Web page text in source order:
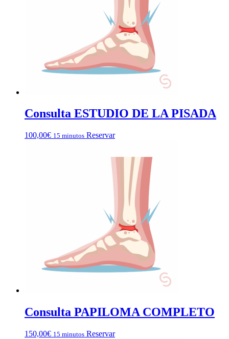
Consulta ESTUDIO DE LA PISADA
100,00€ 15 minutos Reservar
Consulta PAPILOMA COMPLETO
150,00€ 15 minutos Reservar